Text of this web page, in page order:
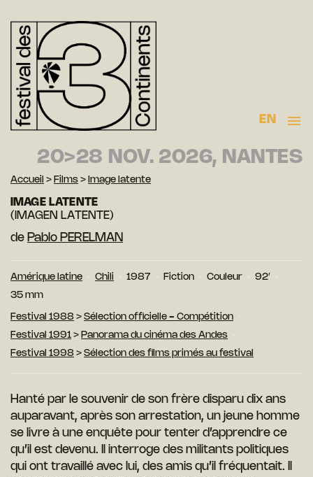
EN
20>28 NOV. 2026, NANTES
Accueil > Films > Image latente
IMAGE LATENTE
(IMAGEN LATENTE)
de Pablo PERELMAN
Amérique latine Chili 1987 Fiction Couleur
92′
35 mm
Festival 1988 > Sélection officielle - Compétition
Festival 1991 > Panorama du cinéma des Andes
Festival 1998 > Sélection des films primés au festival
Hanté par le souvenir de son frère disparu dix ans
auparavant, après son arrestation, un jeune homme
se livre à une enquête pour tenter d’apprendre ce
qu’il est devenu. Il interroge des militants politiques
qui ont travaillé avec lui, des amis qu’il fréquentait. Il